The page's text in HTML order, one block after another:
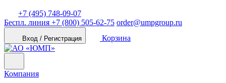
+7 (495) 748-09-07
Беспл. линия +7 (800) 505-62-75 order@umpgroup.ru
Вход / Регистрация Корзина
Компания